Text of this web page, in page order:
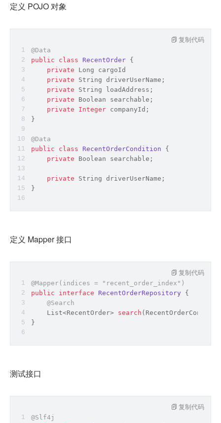
定义 POJO 对象
@Data
public
class RecentOrder {
private
Long cargoId
private
String driverUserName;
private
String loadAddress;
private
Boolean searchable;
private
Integer companyId;
}
@Data
public
class RecentOrderCondition
{
private
Boolean searchable;
private String driverUserName;
}
复制代码
定义 Mapper 接口
@Mapper(indices = "recent_order_index" )
public
interface RecentOrderRepository
{
@Search
    List
<RecentOrder> search
}
复制代码
测试接口
@Slf4j
复制代码